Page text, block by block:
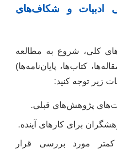
ادبیات و شکاف‌های
کلی، شروع به مطالعه
کتاب‌ها، پایان‌نامه‌ها)
زیر توجه کنید:
پژوهش‌های قبلی.
برای کارهای آینده.
مورد بررسی قرار